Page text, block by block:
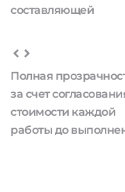
составляющей
Полная
за счет
стоимости каждой
работы до